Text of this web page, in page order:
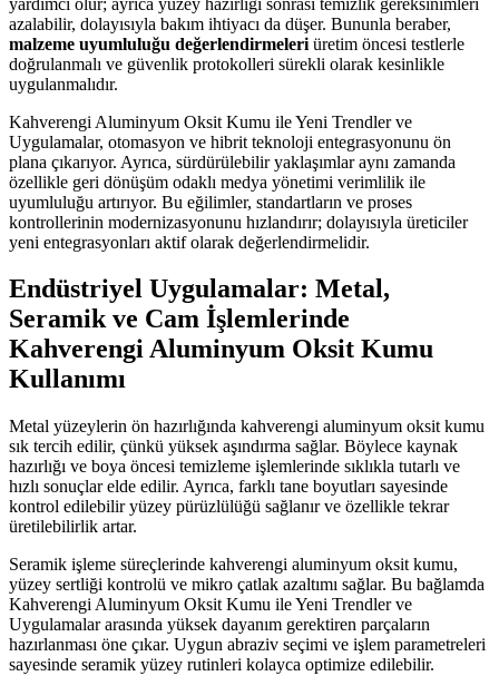
azalabilir, dolayısıyla bakım ihtiyacı da düşer. Bununla beraber,
malzeme uyumluluğu değerlendirmeleri üretim öncesi testlerle
doğrulanmalı ve güvenlik protokolleri sürekli olarak kesinlikle
uygulanmalıdır.
Kahverengi Aluminyum Oksit Kumu ile Yeni Trendler ve
Uygulamalar, otomasyon ve hibrit teknoloji entegrasyonunu ön
plana çıkarıyor. Ayrıca, sürdürülebilir yaklaşımlar aynı zamanda
özellikle geri dönüşüm odaklı medya yönetimi verimlilik ile
uyumluluğu artırıyor. Bu eğilimler, standartların ve proses
kontrollerinin modernizasyonunu hızlandırır; dolayısıyla üreticiler
yeni entegrasyonları aktif olarak değerlendirmelidir.
Endüstriyel Uygulamalar: Metal,
Seramik ve Cam İşlemlerinde
Kahverengi Aluminyum Oksit Kumu
Kullanımı
Metal yüzeylerin ön hazırlığında kahverengi aluminyum oksit kumu
sık tercih edilir, çünkü yüksek aşındırma sağlar. Böylece kaynak
hazırlığı ve boya öncesi temizleme işlemlerinde sıklıkla tutarlı ve
hızlı sonuçlar elde edilir. Ayrıca, farklı tane boyutları sayesinde
kontrol edilebilir yüzey pürüzlülüğü sağlanır ve özellikle tekrar
üretilebilirlik artar.
Seramik işleme süreçlerinde kahverengi aluminyum oksit kumu,
yüzey sertliği kontrolü ve mikro çatlak azaltımı sağlar. Bu bağlamda
Kahverengi Aluminyum Oksit Kumu ile Yeni Trendler ve
Uygulamalar arasında yüksek dayanım gerektiren parçaların
hazırlanması öne çıkar. Uygun abraziv seçimi ve işlem parametreleri
sayesinde seramik yüzey rutinleri kolayca optimize edilebilir.